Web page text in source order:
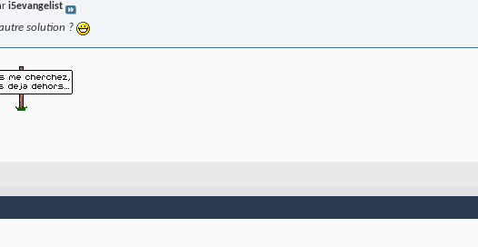
i5evangelist
solution ?